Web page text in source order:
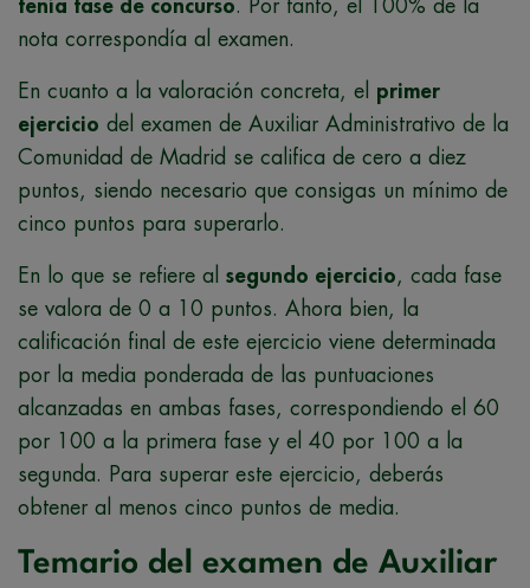
tenía fase de concurso. Por tanto, el 100% de la
nota correspondía al examen.
En cuanto a la valoración concreta, el primer
ejercicio del examen de Auxiliar Administrativo de la
Comunidad de Madrid se califica de cero a diez
puntos, siendo necesario que consigas un mínimo de
cinco puntos para superarlo.
En lo que se refiere al segundo ejercicio, cada fase
se valora de 0 a 10 puntos. Ahora bien, la
calificación final de este ejercicio viene determinada
por la media ponderada de las puntuaciones
alcanzadas en ambas fases, correspondiendo el 60
por 100 a la primera fase y el 40 por 100 a la
segunda. Para superar este ejercicio, deberás
obtener al menos cinco puntos de media.
Temario del examen de Auxiliar